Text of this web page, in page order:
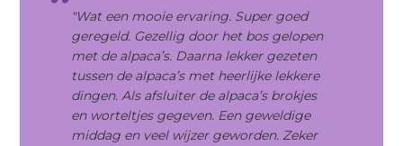
"Wat een mooie ervaring. Super goed
geregeld. Gezellig door het bos gelopen
met de alpaca’s. Daarna lekker gezeten
tussen de alpaca’s met heerlijke lekkere
dingen. Als afsluiter de alpaca’s brokjes
en worteltjesgegeven. Een geweldige
middag en veel wijzer geworden. Zeker